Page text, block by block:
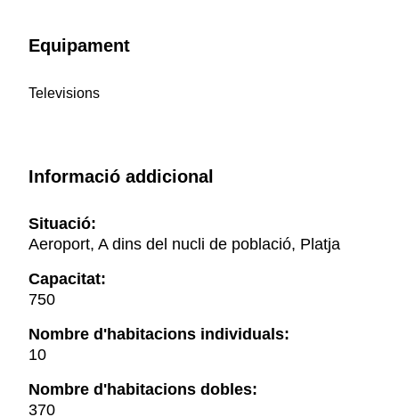
Equipament
Televisions
Informació addicional
Situació:
Aeroport, A dins del nucli de població, Platja
Capacitat:
750
Nombre d'habitacions individuals:
10
Nombre d'habitacions dobles:
370